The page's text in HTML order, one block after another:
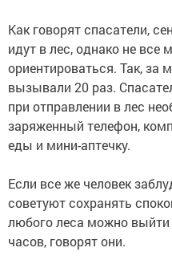
Как говорят спасатели,
идут в лес, однако не все
ориентироваться. Так,
вызывали 20 раз.
при отправлении в лес
заряженный телефон,
еды и мини-аптечку.
Если все же человек
советуют сохранять
любого леса можно выйти
часов, говорят они.